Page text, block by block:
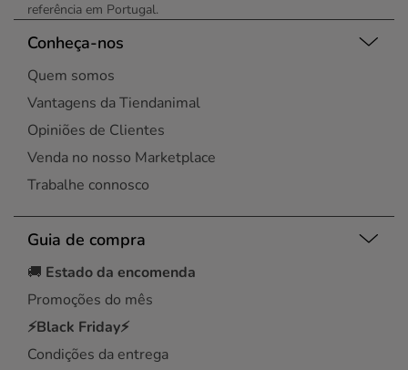
referência em Portugal.
Conheça-nos
Quem somos
Vantagens da Tiendanimal
Opiniões de Clientes
Venda no nosso Marketplace
Trabalhe connosco
Guia de compra
🚚 Estado da encomenda
Promoções do mês
⚡Black Friday⚡
Condições da entrega